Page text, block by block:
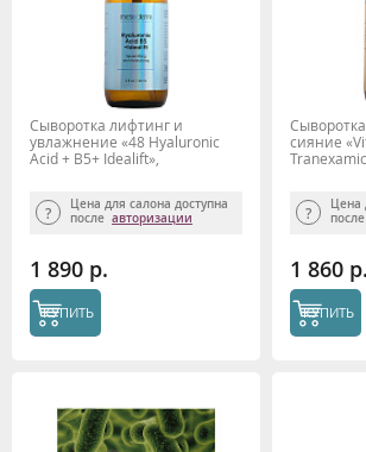
Сыворотка лифтинг и
увлажнение «48 Hyaluronic
Acid + B5+ Idealift»,
Цена для салона доступна
после авторизации
1 890 р.
КУПИТЬ
сияние
Цена
после
1 860 р.
КУПИТЬ